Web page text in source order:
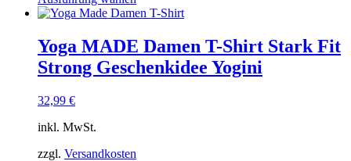
Produkt
mehrere
Varianten
auf.
Yoga MADE Damen T-Shirt Stark Fit
Strong Geschenkidee Yogini
32,99 €
inkl. MwSt.
zzgl. Versandkosten